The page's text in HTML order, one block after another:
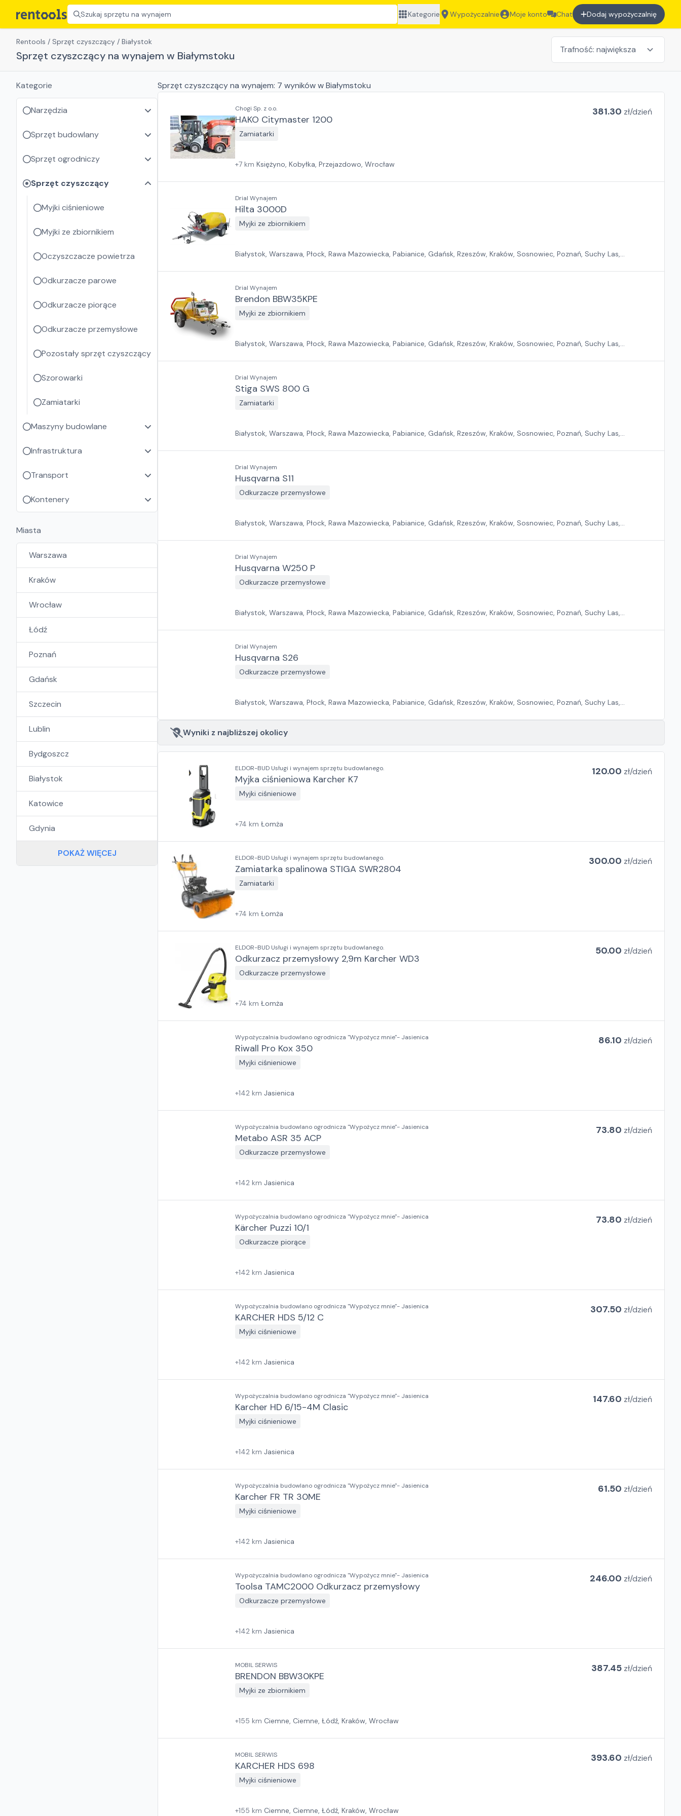
Szukaj sprzętu na wynajem Kategorie Wypożyczalnie Moje konto Chat Dodaj wypożyczalnię
Rentools / Sprzęt czyszczący / Białystok
Sprzęt czyszczący na wynajem w Białymstoku
Sprzęt czyszczącyna wynajem: 7 wynikóww Białymstoku
Chogi Sp. z o.o.
HAKO Citymaster 1200
Zamiatarki
381.30 zł/dzień
+7 km Księżyno, Kobyłka, Przejazdowo, Wrocław
Drial Wynajem
Hilta 3000D
Myjki ze zbiornikiem
Białystok, Warszawa, Płock, Rawa Mazowiecka, Pabianice, Gdańsk, Rzeszów, Kraków, Sosnowiec, Poznań, Suchy Las,
Drial Wynajem
Brendon BBW35KPE
Myjki ze zbiornikiem
Białystok, Warszawa, Płock, Rawa Mazowiecka, Pabianice, Gdańsk, Rzeszów, Kraków, Sosnowiec, Poznań, Suchy Las,
Drial Wynajem
Stiga SWS 800 G
Zamiatarki
Białystok, Warszawa, Płock, Rawa Mazowiecka, Pabianice, Gdańsk, Rzeszów, Kraków, Sosnowiec, Poznań, Suchy Las,
Drial Wynajem
Husqvarna S11
Odkurzacze przemysłowe
Białystok, Warszawa, Płock, Rawa Mazowiecka, Pabianice, Gdańsk, Rzeszów, Kraków, Sosnowiec, Poznań, Suchy Las,
Drial Wynajem
Husqvarna W250 P
Odkurzacze przemysłowe
Białystok, Warszawa, Płock, Rawa Mazowiecka, Pabianice, Gdańsk, Rzeszów, Kraków, Sosnowiec, Poznań, Suchy Las,
Drial Wynajem
Husqvarna S26
Odkurzacze przemysłowe
Białystok, Warszawa, Płock, Rawa Mazowiecka, Pabianice, Gdańsk, Rzeszów, Kraków, Sosnowiec, Poznań, Suchy Las,
Wyniki z najbliższej okolicy
ELDOR-BUD Usługi i wynajem sprzętu budowlanego.
Myjka ciśnieniowa Karcher K7
Myjki ciśnieniowe
120.00 zł/dzień
+74 km Łomża
ELDOR-BUD Usługi i wynajem sprzętu budowlanego.
Zamiatarka spalinowa STIGA SWR2804
Zamiatarki
300.00 zł/dzień
+74 km Łomża
ELDOR-BUD Usługi i wynajem sprzętu budowlanego.
Odkurzacz przemysłowy 2,9m Karcher WD3
Odkurzacze przemysłowe
50.00 zł/dzień
+74 km Łomża
Wypożyczalnia budowlano ogrodnicza "Wypożycz mnie"- Jasienica
Riwall Pro Kox 350
Myjki ciśnieniowe
86.10 zł/dzień
+142 km Jasienica
Wypożyczalnia budowlano ogrodnicza "Wypożycz mnie"- Jasienica
Metabo ASR 35 ACP
Odkurzacze przemysłowe
73.80 zł/dzień
+142 km Jasienica
Wypożyczalnia budowlano ogrodnicza "Wypożycz mnie"- Jasienica
Kärcher Puzzi 10/1
Odkurzacze piorące
73.80 zł/dzień
+142 km Jasienica
Wypożyczalnia budowlano ogrodnicza "Wypożycz mnie"- Jasienica
KARCHER HDS 5/12 C
Myjki ciśnieniowe
307.50 zł/dzień
+142 km Jasienica
Wypożyczalnia budowlano ogrodnicza "Wypożycz mnie"- Jasienica
Karcher HD 6/15-4M Clasic
Myjki ciśnieniowe
147.60 zł/dzień
+142 km Jasienica
Wypożyczalnia budowlano ogrodnicza "Wypożycz mnie"- Jasienica
Karcher FR TR 30ME
Myjki ciśnieniowe
61.50 zł/dzień
+142 km Jasienica
Wypożyczalnia budowlano ogrodnicza "Wypożycz mnie"- Jasienica
Toolsa TAMC2000 Odkurzacz przemysłowy
Odkurzacze przemysłowe
246.00 zł/dzień
+142 km Jasienica
MOBIL SERWIS
BRENDON BBW30KPE
Myjki ze zbiornikiem
387.45 zł/dzień
+155 km Ciemne, Ciemne, Łódź, Kraków, Wrocław
MOBIL SERWIS
KARCHER HDS 698
Myjki ciśnieniowe
393.60 zł/dzień
+155 km Ciemne, Ciemne, Łódź, Kraków, Wrocław
Kategorie
Narzędzia
Sprzęt budowlany
Sprzęt ogrodniczy
Sprzęt czyszczący
Myjki ciśnieniowe
Myjki ze zbiornikiem
Oczyszczacze powietrza
Odkurzacze parowe
Odkurzacze piorące
Odkurzacze przemysłowe
Pozostały sprzęt czyszczący
Szorowarki
Zamiatarki
Maszyny budowlane
Infrastruktura
Transport
Kontenery
Miasta
Warszawa
Kraków
Wrocław
Łódź
Poznań
Gdańsk
Szczecin
Lublin
Bydgoszcz
Białystok
Katowice
Gdynia
POKAŻ WIĘCEJ